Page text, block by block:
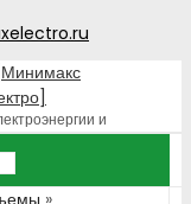
и
»